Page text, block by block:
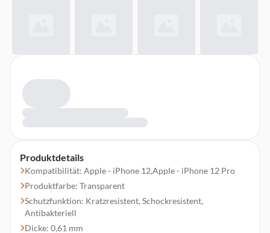
Produktdetails
Kompatibilität: Apple - iPhone 12,Apple - iPhone 12 Pro
Produktfarbe: Transparent
Schutzfunktion: Kratzresistent, Schockresistent,
Antibakteriell
Dicke: 0,61 mm